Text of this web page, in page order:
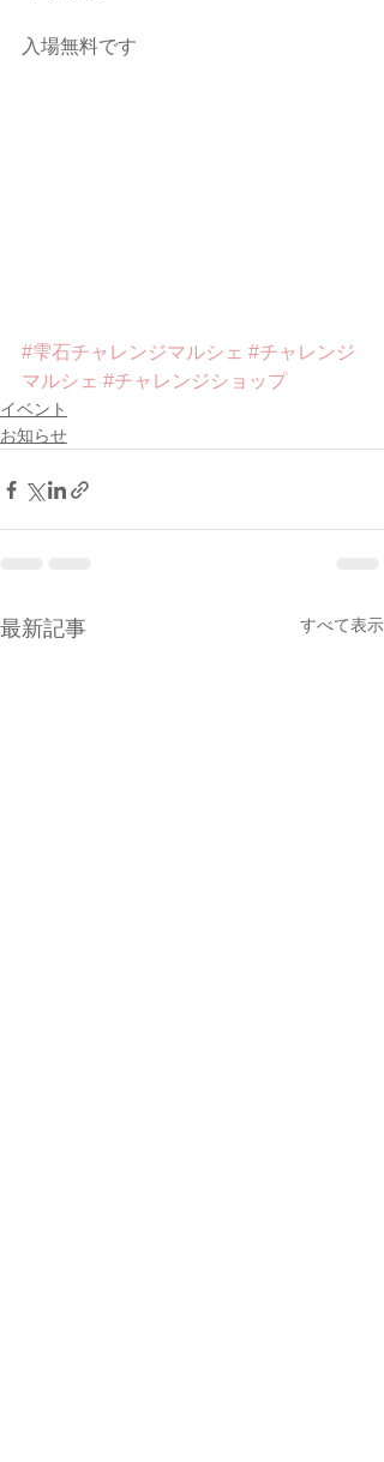
入場無料です
#雫石チャレンジマルシェ #チャレンジ
マルシェ #チャレンジショップ
イベント
お知らせ
最新記事 すべて表示